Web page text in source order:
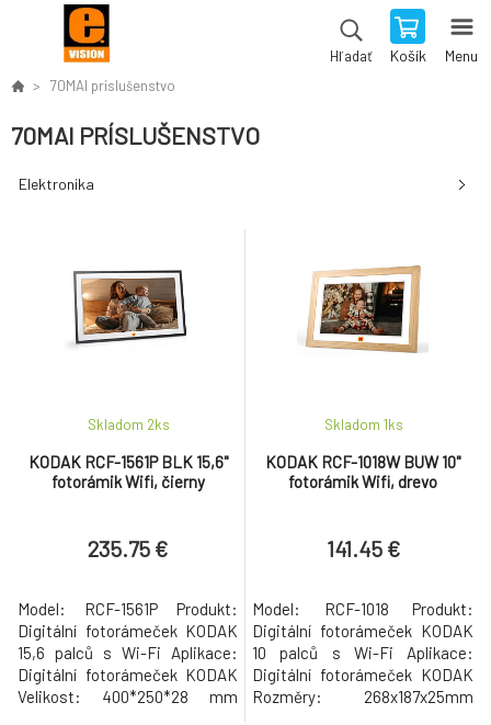
Hľadať Košík Menu
70MAI príslušenstvo
70MAI PRÍSLUŠENSTVO
Elektronika
KODAK RCF-1561P BLK 15,6"
fotorámik Wifi, čierny
Skladom 2ks
235.75 €
Model: RCF-1561P Produkt:
Digitální fotorámeček KODAK
15,6 palců s Wi-Fi Aplikace:
Digitální fotorámeček KODAK
Velikost: 400*250*28 mm
KODAK RCF-1018W BUW 10"
fotorámik Wifi, drevo
Skladom 1ks
141.45 €
Model: RCF-1018 Produkt:
Digitální fotorámeček KODAK
10 palců s Wi-Fi Aplikace:
Digitální fotorámeček KODAK
Rozměry: 268x187x25mm